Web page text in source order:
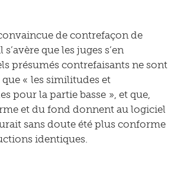
de contrefaçon de
que les juges s’en
présumés contrefaisants ne sont
« les similitudes et
pour la partie basse », et que,
et du fond donnent au logiciel
sans doute été plus conforme
identiques.